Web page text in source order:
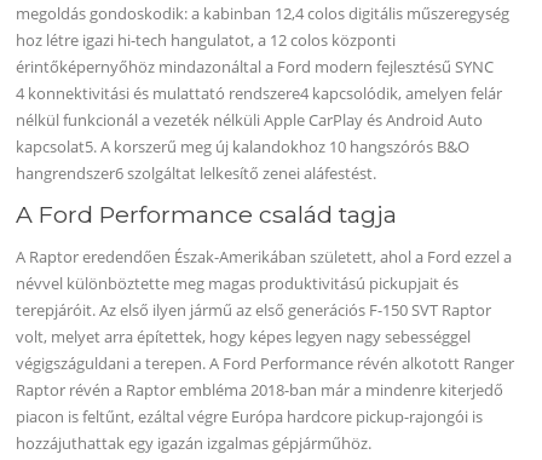
megoldás gondoskodik: a kabinban 12,4 colos digitális műszeregység
hoz létre igazi hi-tech hangulatot, a 12 colos központi
érintőképernyőhöz mindazonáltal a Ford modern fejlesztésű SYNC
4 konnektivitási és mulattató rendszere4 kapcsolódik, amelyen felár
nélkül funkcionál a vezeték nélküli Apple CarPlay és Android Auto
kapcsolat5. A korszerű meg új kalandokhoz 10 hangszórós B&O
hangrendszer6 szolgáltat lelkesítő zenei aláfestést.
A Ford Performance család tagja
A Raptor eredendően Észak-Amerikában született, ahol a Ford ezzel a
névvel különböztette meg magas produktivitású pickupjait és
terepjáróit. Az első ilyen jármű az első generációs F-150 SVT Raptor
volt, melyet arra építettek, hogy képes legyen nagy sebességgel
végigszáguldani a terepen. A Ford Performance révén alkotott Ranger
Raptor révén a Raptor embléma 2018-ban már a mindenre kiterjedő
piacon is feltűnt, ezáltal végre Európa hardcore pickup-rajongói is
hozzájuthattak egy igazán izgalmas gépjárműhöz.